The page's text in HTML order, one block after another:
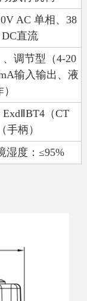
AC 单相、 38
直流
、调节型（4-20
输入输出、液
ExdⅡBT4（CT
柄）
湿度： ≤95%